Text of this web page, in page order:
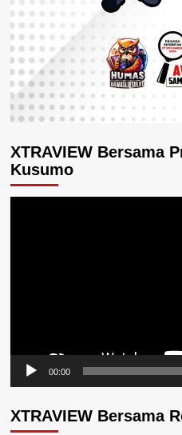
XTRAVIEW Bersama
Kusumo
00:00
XTRAVIEW Bersama